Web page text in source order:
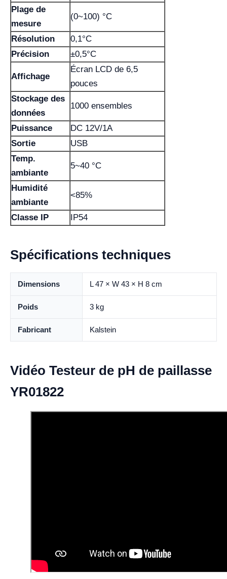
Plage de
mesure
(0~100) °C
Résolution
0,1°C
Précision
±0,5°C
Affichage
Écran LCD de 6,5
pouces
Stockage des
données
1000 ensembles
Puissance
DC 12V/1A
Sortie
USB
Temp.
ambiante
5~40 °C
Humidité
ambiante
<85%
Classe IP IP54
Spécifications techniques
Dimensions L 47 × W 43 × H 8 cm
Poids 3 kg
Fabricant Kalstein
Vidéo Testeur de pH de paillasse
YR01822